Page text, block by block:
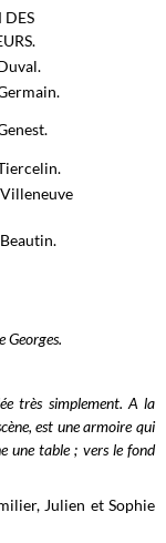
Villeneuve
Georges.
très simplement. A la
est une armoire qui
une table ; vers le fond
Julien et Sophie